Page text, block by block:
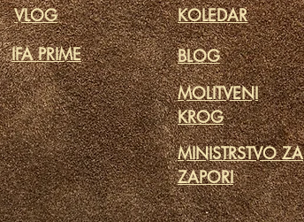
VLOG
IFA PRIME
KOLEDAR
BLOG
MOLITVENI
KROG
MINISTRSTVO ZA
ZAPORI